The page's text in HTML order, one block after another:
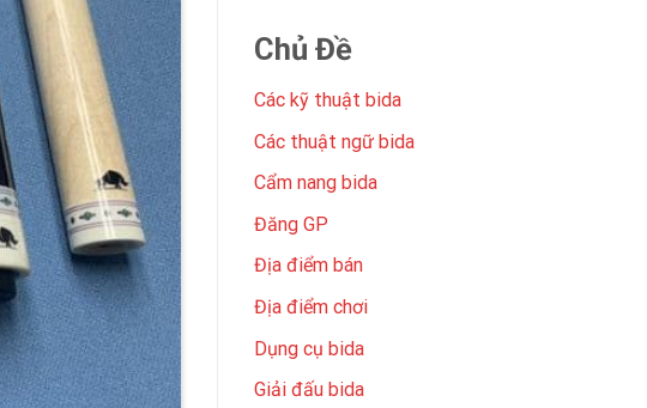
Chủ Đề
Các kỹ thuật bida
Các thuật ngữ bida
Cẩm nang bida
Đăng GP
Địa điểm bán
Địa điểm chơi
Dụng cụ bida
Giải đấu bida